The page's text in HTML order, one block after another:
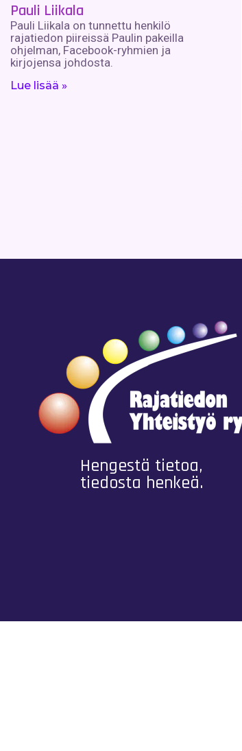
Pauli Liikala
Pauli Liikala on tunnettu henkilö
rajatiedon piireissä Paulin pakeilla
ohjelman, Facebook-ryhmien ja
kirjojensa johdosta.
Lue lisää »
Hengestä tietoa,
tiedosta henkeä.